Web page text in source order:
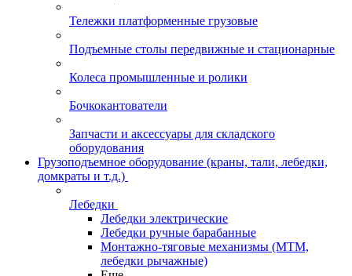
Тележки платформенные грузовые
Подъемные столы передвижные и стационарные
Колеса промышленные и ролики
Бочкокантователи
Запчасти и аксессуары для складского
оборудования
Грузоподъемное оборудование (краны, тали, лебедки,
домкраты и т.д.)
Лебедки
Лебедки электрические
Лебедки ручные барабанные
Монтажно-тяговые механизмы (МТМ,
лебедки рычажные)